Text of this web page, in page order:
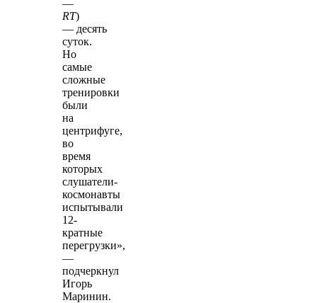
—
RT)
— десять
суток.
Но
самые
сложные
тренировки
были
на
центрифуге,
во
время
которых
слушатели-
космонавты
испытывали
12-
кратные
перегрузки»,
—
подчеркнул
Игорь
Маринин.